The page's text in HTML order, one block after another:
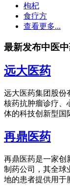
枸杞
食疗方
查看更多...
最新发布中医
远大医药
远大医药集团股份
核药抗肿瘤诊疗、
体的科技创新型国
再鼎医药
再鼎医药是一家创
制药公司，其全球
地的患者提供用于